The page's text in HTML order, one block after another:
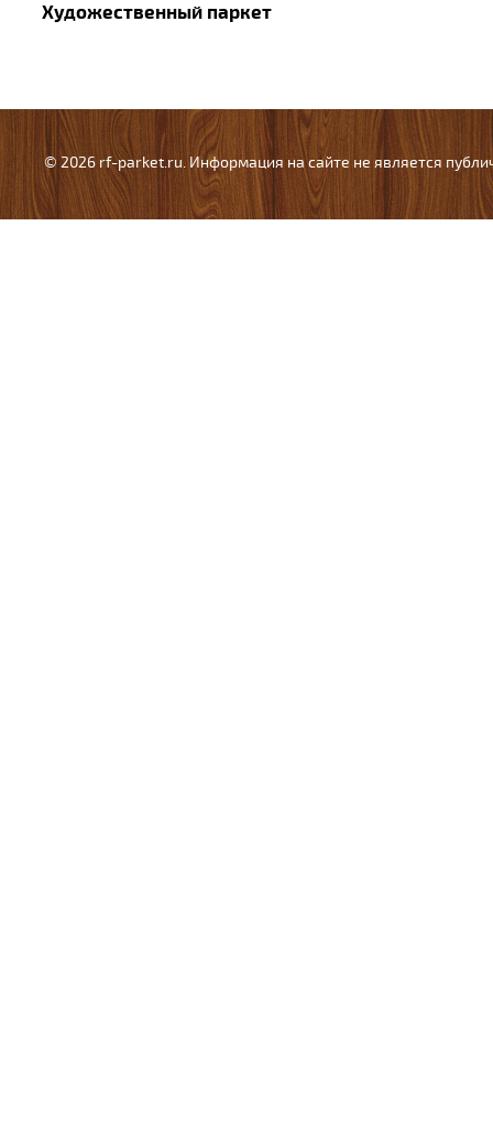
Художественный паркет
© 2026 rf-parket.ru. Информация на сайте не является